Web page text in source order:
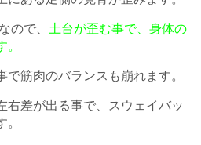
ので、 土台が歪む事で、身体の
筋肉のバランスも崩れます。
右差が出る事で、スウェイバッ